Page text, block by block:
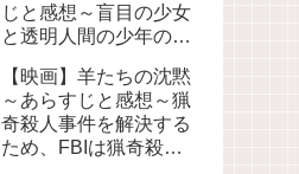
じと感想～盲目の少女
と透明人間の少年の純
【映画】羊たちの沈黙
～あらすじと感想～猟
奇殺人事件を解決する
ため、FBIは猟奇殺人